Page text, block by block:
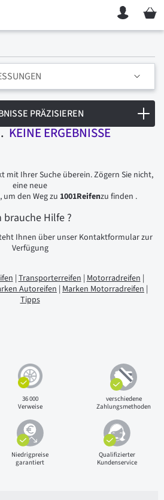
Mein
KEINE ERGEBNISSE
mit Ihrer Suche überein. Zögern Sie nicht,
eine neue
den Weg zu 1001Reifenzu finden .
brauche Hilfe?
Ihnen über unser Kontaktformular zur
Verfügung
|Transporterreifen|Motorradreifen|
Autoreifen| Marken Motorradreifen |
Tipps
PRÄZISIEREN
36 000
Verweise
verschiedene
Zahlungsmethoden
Niedrigpreise
garantiert
Qualifizierter
Kundenservice